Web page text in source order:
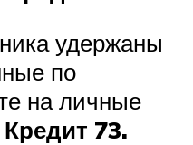
удержаны
по
на личные
73.